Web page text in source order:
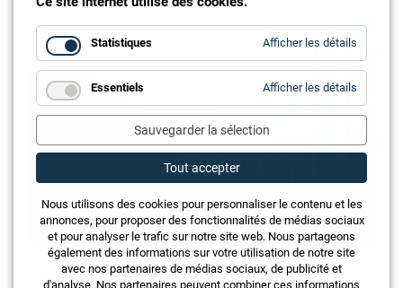
Un levier stratégique pour l’avenir durable
Statistiques Afficher les détails
Essentiels Afficher les détails
Sauvegarder la sélection
Tout accepter
Nous utilisons des cookies pour personnaliser le contenu et les
annonces, pour proposer des fonctionnalités de médias sociaux
et pour analyser le trafic sur notre site web. Nous partageons
également des informations sur votre utilisation de notre site
avec nos partenaires de médias sociaux, de publicité et
d'analyse. Nos partenaires peuvent combiner ces informations